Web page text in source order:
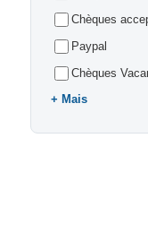
Chèques
Paypal
Chèques
Mais